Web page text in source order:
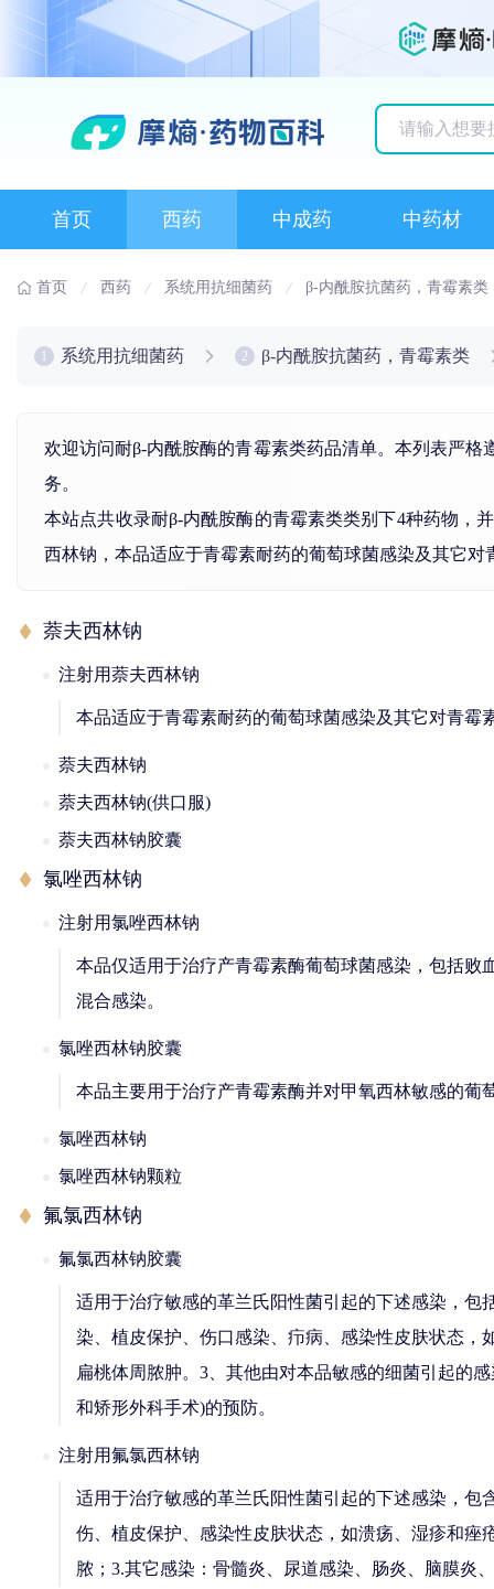
首页 西药 中成药 中药材
首页 西药 系统用抗细菌药 β-内酰胺抗菌药，青霉素类
系统用抗细菌药 2 β-内酰胺抗菌药，青霉素类
欢迎访问耐β-内酰胺酶的青霉素类药品清单。本列表严
务。
本站点共收录耐β-内酰胺酶的青霉素类类别下4种药物，
西林钠，本品适应于青霉素耐药的葡萄球菌感染及其它
萘夫西林钠
注射用萘夫西林钠
本品适应于青霉素耐药的葡萄球菌感染及其它对青
萘夫西林钠
萘夫西林钠(供口服)
萘夫西林钠胶囊
氯唑西林钠
注射用氯唑西林钠
本品仅适用于治疗产青霉素酶葡萄球菌感染，包括
混合感染。
氯唑西林钠胶囊
本品主要用于治疗产青霉素酶并对甲氧西林敏感的
氯唑西林钠
氯唑西林钠颗粒
氟氯西林钠
氟氯西林钠胶囊
适用于治疗敏感的革兰氏阳性菌引起的下述感染，包
染、植皮保护、伤口感染、疖病、感染性皮肤状态
扁桃体周脓肿。3、其他由对本品敏感的细菌引起的
和矫形外科手术)的预防。
注射用氟氯西林钠
适用于治疗敏感的革兰氏阳性菌引起的下述感染，包
伤、植皮保护、感染性皮肤状态，如溃疡、湿疹和
脓；3.其它感染：骨髓炎、尿道感染、肠炎、脑膜炎